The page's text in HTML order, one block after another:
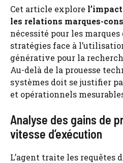
Cet article explore
les relations marques-
nécessité pour les marques
stratégies face à
générative pour la
Au-delà de la prouesse
systèmes doit se justifier
et opérationnels
Analyse des gains de
vitesse d’exécution
L’agent traite les requêtes